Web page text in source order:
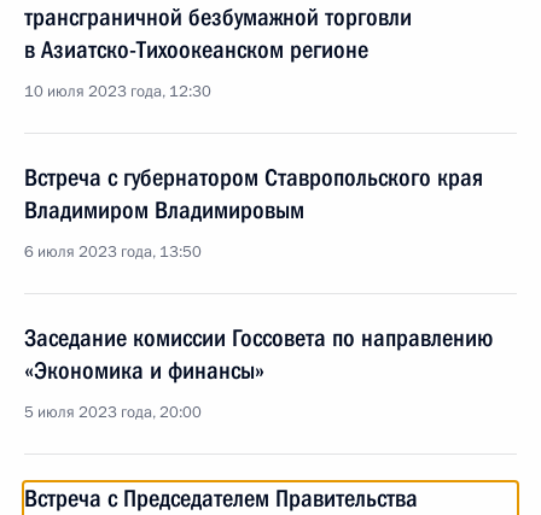
трансграничной безбумажной торговли
в Азиатско-Тихоокеанском регионе
10 июля 2023 года, 12:30
Встреча с губернатором Ставропольского края
Владимиром Владимировым
6 июля 2023 года, 13:50
Заседание комиссии Госсовета по направлению
«Экономика и финансы»
5 июля 2023 года, 20:00
Встреча с Председателем Правительства